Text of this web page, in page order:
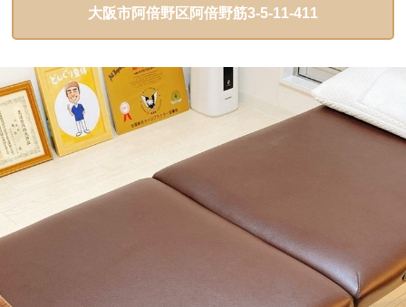
大阪市阿倍野区阿倍野筋3-5-11-411